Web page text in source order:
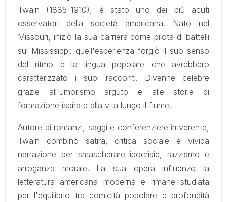
Twain (1835-1910), è stato uno dei più acuti
osservatori della società americana. Nato nel
Missouri, iniziò la sua carriera come pilota di battelli
sul Mississippi: quell'esperienza forgiò il suo senso
del ritmo e la lingua popolare che avrebbero
caratterizzato i suoi racconti. Divenne celebre
grazie all'umorismo arguto e alle storie di
formazione ispirate alla vita lungo il fiume.
Autore di romanzi, saggi e conferenziere irriverente,
Twain combinò satira, critica sociale e vivida
narrazione per smascherare ipocrisie, razzismo e
arroganza morale. La sua opera influenzò la
letteratura americana moderna e rimane studiata
per l'equilibrio tra comicità popolare e profondità